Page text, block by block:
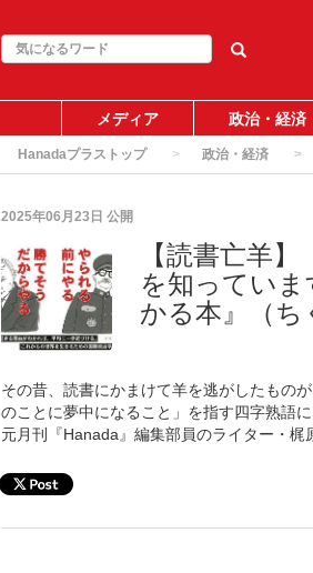
メディア 政治・経済
Hanadaプラストップ 政治・経済
2025年06月23日 公開
【読書亡羊
を知ってい
かる本』（ち
その昔、読書にかまけて羊を逃がしたもの
のことに夢中になること」を指す四字熟語
元月刊『Hanada』編集部員のライター・梶